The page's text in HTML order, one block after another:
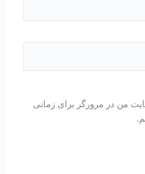
من در مرورگر برای زمانی